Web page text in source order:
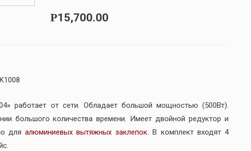
Р15,700.00
работает от сети. Обладает большой мощностью (500Вт).
большого количества времени. Имеет двойной редуктор и
для алюминиевых вытяжных заклепок. В комплект входят 4